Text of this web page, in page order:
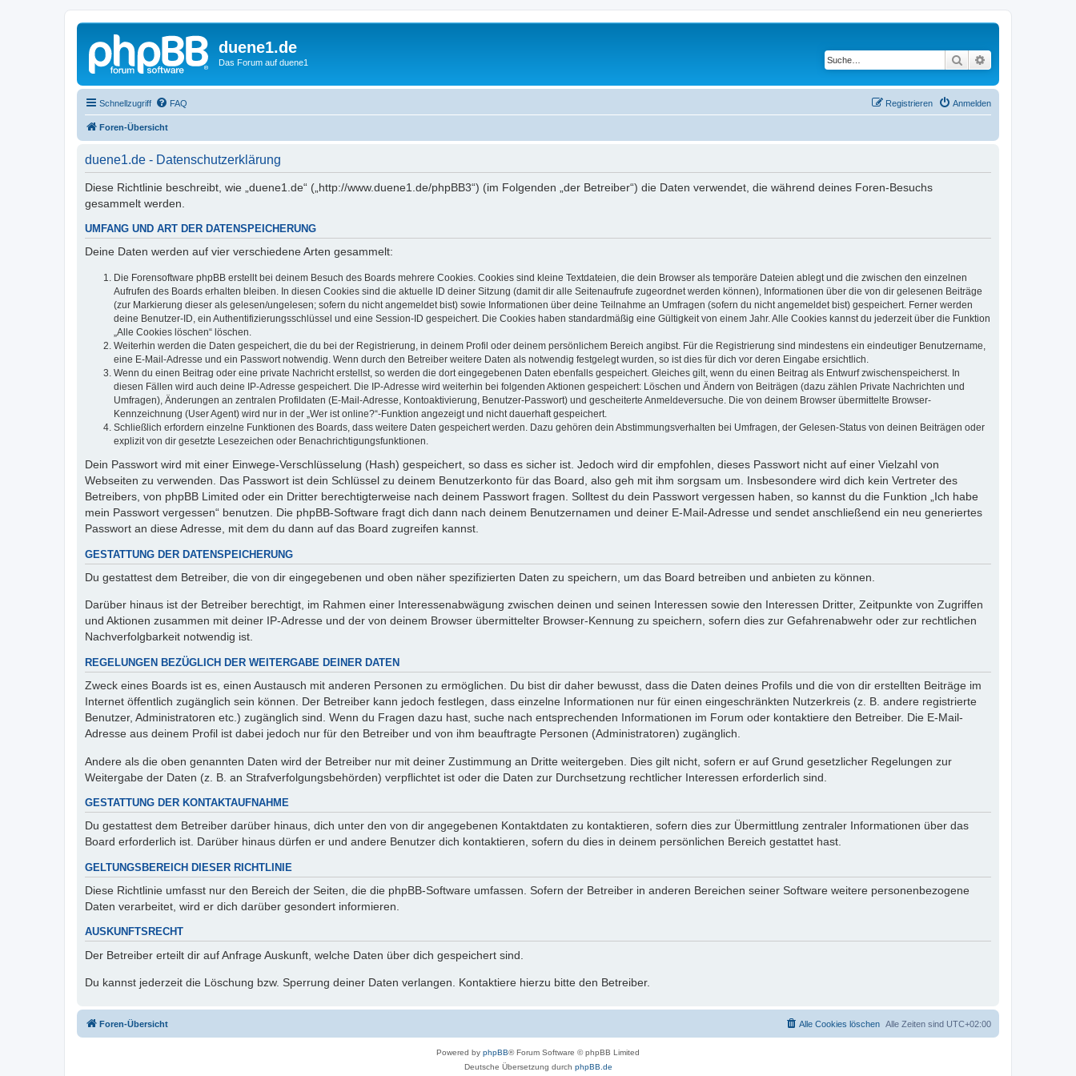
duene1.de
Das Forum auf duene1 Suche
Schnellzugriff FAQ Anmelden
Registrieren
Foren-Übersicht
duene1.de - Datenschutzerklärung
Diese Richtlinie beschreibt, wie „duene1.de“ („http://www.duene1.de/phpBB3“) (im Folgenden „der Betreiber“) die Daten verwendet, die während deines Foren-Besuchs
gesammelt werden.
UMFANG UND ART DER DATENSPEICHERUNG
Deine Daten werden auf vier verschiedene Arten gesammelt:
Die Forensoftware phpBB erstellt bei deinem Besuch des Boards mehrere Cookies. Cookies sind kleine Textdateien, die dein Browser als temporäre Dateien ablegt und die zwischen den einzelnen
Aufrufen des Boards erhalten bleiben. In diesen Cookies sind die aktuelle ID deiner Sitzung (damit dir alle Seitenaufrufe zugeordnet werden können), Informationen über die von dir gelesenen Beiträge
(zur Markierung dieser als gelesen/ungelesen; sofern du nicht angemeldet bist) sowie Informationen über deine Teilnahme an Umfragen (sofern du nicht angemeldet bist) gespeichert. Ferner werden
deine Benutzer-ID, ein Authentifizierungsschlüssel und eine Session-ID gespeichert. Die Cookies haben standardmäßig eine Gültigkeit von einem Jahr. Alle Cookies kannst du jederzeit über die Funktion
„Alle Cookies löschen“ löschen.
Weiterhin werden die Daten gespeichert, die du bei der Registrierung, in deinem Profil oder deinem persönlichem Bereich angibst. Für die Registrierung sind mindestens ein eindeutiger Benutzername,
eine E-Mail-Adresse und ein Passwort notwendig. Wenn durch den Betreiber weitere Daten als notwendig festgelegt wurden, so ist dies für dich vor deren Eingabe ersichtlich.
Wenn du einen Beitrag oder eine private Nachricht erstellst, so werden die dort eingegebenen Daten ebenfalls gespeichert. Gleiches gilt, wenn du einen Beitrag als Entwurf zwischenspeicherst. In
diesen Fällen wird auch deine IP-Adresse gespeichert. Die IP-Adresse wird weiterhin bei folgenden Aktionen gespeichert: Löschen und Ändern von Beiträgen (dazu zählen Private Nachrichten und
Umfragen), Änderungen an zentralen Profildaten (E-Mail-Adresse, Kontoaktivierung, Benutzer-Passwort) und gescheiterte Anmeldeversuche. Die von deinem Browser übermittelte Browser-
Kennzeichnung (User Agent) wird nur in der „Wer ist online?“-Funktion angezeigt und nicht dauerhaft gespeichert.
Schließlich erfordern einzelne Funktionen des Boards, dass weitere Daten gespeichert werden. Dazu gehören dein Abstimmungsverhalten bei Umfragen, der Gelesen-Status von deinen Beiträgen oder
explizit von dir gesetzte Lesezeichen oder Benachrichtigungsfunktionen.
Dein Passwort wird mit einer Einwege-Verschlüsselung (Hash) gespeichert, so dass es sicher ist. Jedoch wird dir empfohlen, dieses Passwort nicht auf einer Vielzahl von
Webseiten zu verwenden. Das Passwort ist dein Schlüssel zu deinem Benutzerkonto für das Board, also geh mit ihm sorgsam um. Insbesondere wird dich kein Vertreter des
Betreibers, von phpBB Limited oder ein Dritter berechtigterweise nach deinem Passwort fragen. Solltest du dein Passwort vergessen haben, so kannst du die Funktion „Ich habe
mein Passwort vergessen“ benutzen. Die phpBB-Software fragt dich dann nach deinem Benutzernamen und deiner E-Mail-Adresse und sendet anschließend ein neu generiertes
Passwort an diese Adresse, mit dem du dann auf das Board zugreifen kannst.
GESTATTUNG DER DATENSPEICHERUNG
Du gestattest dem Betreiber, die von dir eingegebenen und oben näher spezifizierten Daten zu speichern, um das Board betreiben und anbieten zu können.
Darüber hinaus ist der Betreiber berechtigt, im Rahmen einer Interessenabwägung zwischen deinen und seinen Interessen sowie den Interessen Dritter, Zeitpunkte von Zugriffen
und Aktionen zusammen mit deiner IP-Adresse und der von deinem Browser übermittelter Browser-Kennung zu speichern, sofern dies zur Gefahrenabwehr oder zur rechtlichen
Nachverfolgbarkeit notwendig ist.
REGELUNGEN BEZÜGLICH DER WEITERGABE DEINER DATEN
Zweck eines Boards ist es, einen Austausch mit anderen Personen zu ermöglichen. Du bist dir daher bewusst, dass die Daten deines Profils und die von dir erstellten Beiträge im
Internet öffentlich zugänglich sein können. Der Betreiber kann jedoch festlegen, dass einzelne Informationen nur für einen eingeschränkten Nutzerkreis (z. B. andere registrierte
Benutzer, Administratoren etc.) zugänglich sind. Wenn du Fragen dazu hast, suche nach entsprechenden Informationen im Forum oder kontaktiere den Betreiber. Die E-Mail-
Adresse aus deinem Profil ist dabei jedoch nur für den Betreiber und von ihm beauftragte Personen (Administratoren) zugänglich.
Andere als die oben genannten Daten wird der Betreiber nur mit deiner Zustimmung an Dritte weitergeben. Dies gilt nicht, sofern er auf Grund gesetzlicher Regelungen zur
Weitergabe der Daten (z. B. an Strafverfolgungsbehörden) verpflichtet ist oder die Daten zur Durchsetzung rechtlicher Interessen erforderlich sind.
GESTATTUNG DER KONTAKTAUFNAHME
Du gestattest dem Betreiber darüber hinaus, dich unter den von dir angegebenen Kontaktdaten zu kontaktieren, sofern dies zur Übermittlung zentraler Informationen über das
Board erforderlich ist. Darüber hinaus dürfen er und andere Benutzer dich kontaktieren, sofern du dies in deinem persönlichen Bereich gestattet hast.
GELTUNGSBEREICH DIESER RICHTLINIE
Diese Richtlinie umfasst nur den Bereich der Seiten, die die phpBB-Software umfassen. Sofern der Betreiber in anderen Bereichen seiner Software weitere personenbezogene
Daten verarbeitet, wird er dich darüber gesondert informieren.
AUSKUNFTSRECHT
Der Betreiber erteilt dir auf Anfrage Auskunft, welche Daten über dich gespeichert sind.
Du kannst jederzeit die Löschung bzw. Sperrung deiner Daten verlangen. Kontaktiere hierzu bitte den Betreiber.
Foren-Übersicht Alle Zeiten sind UTC+02:00
Alle Cookies löschen
Powered by phpBB® Forum Software © phpBB Limited
Deutsche Übersetzung durch phpBB.de